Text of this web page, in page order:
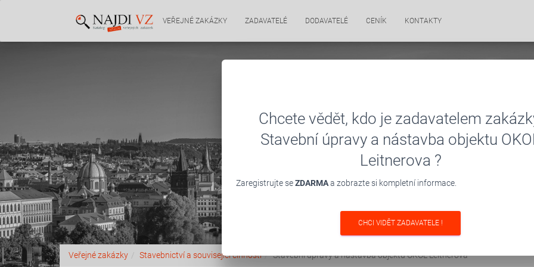
VEŘEJNÉ ZAKÁZKY ZADAVATELÉ DODAVATELÉ CENÍK KONTAKTY
Veřejné zakázky Stavebnictví a související činnosti Stavební úpravy a nástavba objektu OKOL Leitnerova
Chcete vědět, kdo je zadavatelem
Stavební úpravy a nástavba objektu
Leitnerova ?
Zaregistrujte seZDARMAa zobrazte si kompletní informace.
CHCI VIDĚT ZADAVATELE !